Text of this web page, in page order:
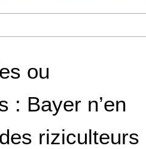
ou
: Bayer n’en
riziculteurs